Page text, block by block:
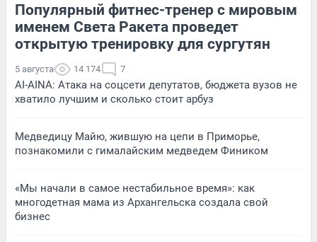
Популярный фитнес-тренер с мировым
именем Света Ракета проведет
открытую тренировку для сургутян
5 августа 14 174 7
AI-AINA: Атака на соцсети депутатов, бюджета вузов не
хватило лучшим и сколько стоит арбуз
Медведицу Майю, жившую на цепи в Приморье,
познакомили с гималайским медведем Фиником
«Мы начали в самое нестабильное время»: как
многодетная мама из Архангельска создала свой
бизнес